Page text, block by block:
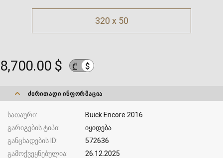
320 x 50
8,700.00 $ ₾ $
ᲫᲘᲠᲘᲗᲐᲓᲘ ᲘᲜᲤᲝᲠᲛᲐᲪᲘᲐ
სათაური
Buick Encore 2016
გარიგების ტიპი
იყიდება
განცხადების ID
572636
გამოქვეყნებულია
26.12.2025